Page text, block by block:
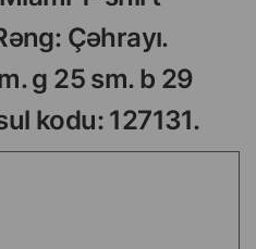
Çəhrayı.
g 25 sm. b 29
kodu: 127131.